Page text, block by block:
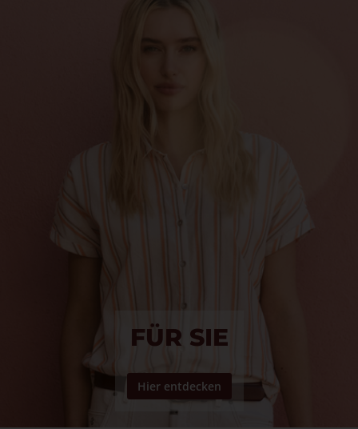
FÜR SIE
Hier entdecken